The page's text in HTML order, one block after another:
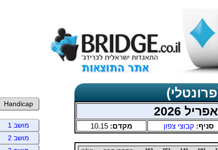
2026
סניף: קבוצי צפון מקדם:10.15
Handicap
מושב 1
מושב 2